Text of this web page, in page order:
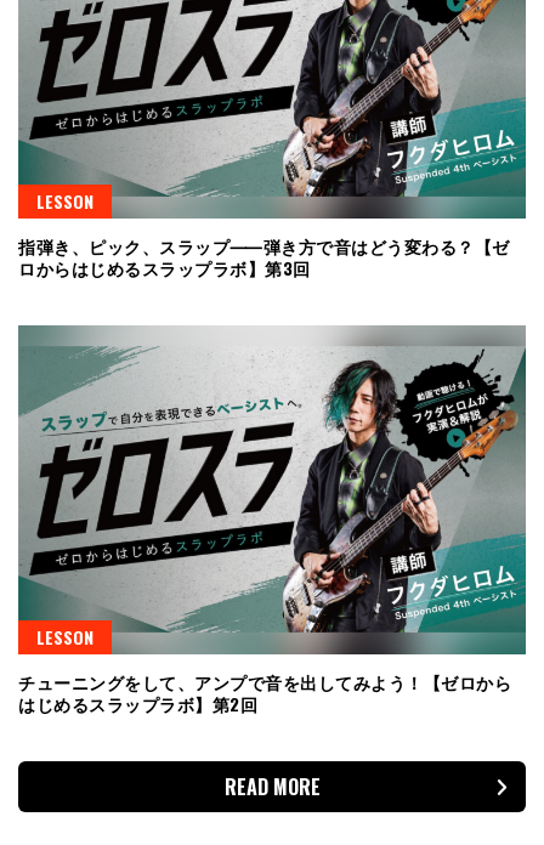
LESSON
指弾き、ピック、スラップ⸺弾き方で音はどう変わる？【ゼ
ロからはじめるスラップラボ】第3回
LESSON
チューニングをして、アンプで音を出してみよう！【ゼロから
はじめるスラップラボ】第2回
READ MORE